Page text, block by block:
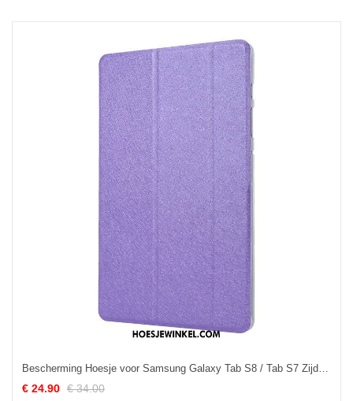
Bescherming Hoesje voor Samsung Galaxy Tab S8 / Tab S7 Zijdetextuur Van Imitatieleer
€ 24.90 € 34.00